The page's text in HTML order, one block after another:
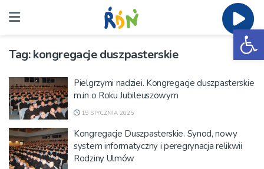
Tag:kongregacje duszpasterskie
Pielgrzymi nadziei. Kongregacje duszpasterskie
m.in o Roku Jubileuszowym
15 STYCZNIA 2025
Kongregacje Duszpasterskie. Synod, nowy
system informatyczny i peregrynacja relikwii
Rodziny Ulmów